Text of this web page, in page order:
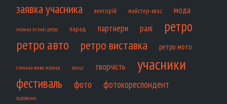
заявка учасника лекторій майстер-клас мода
музика в стилі ретро парад партнери ралі ретро
ретро авто ретро виставка ретро мото
стильна жива музика танці творчість учасники
фестиваль фото фотокореспондент
художник